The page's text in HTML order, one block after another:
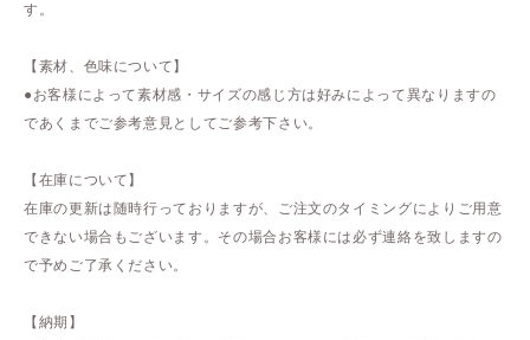
す。
【素材、色味について】
●お客様によって素材感・サイズの感じ方は好みによって異なりますの
であくまでご参考意見としてご参考下さい。
【在庫について】
在庫の更新は随時行っておりますが、ご注文のタイミングによりご用意
できない場合もございます。その場合お客様には必ず連絡を致しますの
で予めご了承ください。
【納期】